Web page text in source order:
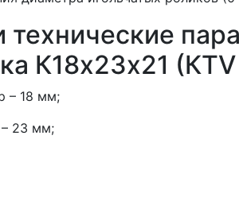
технические
К18х23х21 (КTV
– 18 мм;
23 мм;